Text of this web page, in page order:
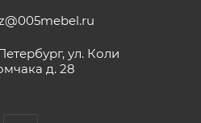
ул. Коли
д. 28